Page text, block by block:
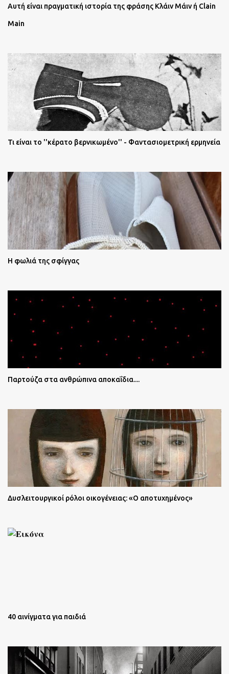
Αυτή είναι πραγματική ιστορία της φράσης Κλάιν Μάιν ή Clain
Main
Τι είναι το ''κέρατο βερνικωμένο'' - Φαντασιομετρική ερμηνεία
Η φωλιά της σφίγγας
Παρτούζα στα ανθρώπινα αποκαΐδια....
Δυσλειτουργικοί ρόλοι οικογένειας: «Ο αποτυχημένος»
40 αινίγματα για παιδιά